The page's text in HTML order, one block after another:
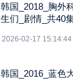
韩国_2018_胸外
生们_剧情_共40
Y
2026-02-17 15:14:44
韩国_2016_蓝色